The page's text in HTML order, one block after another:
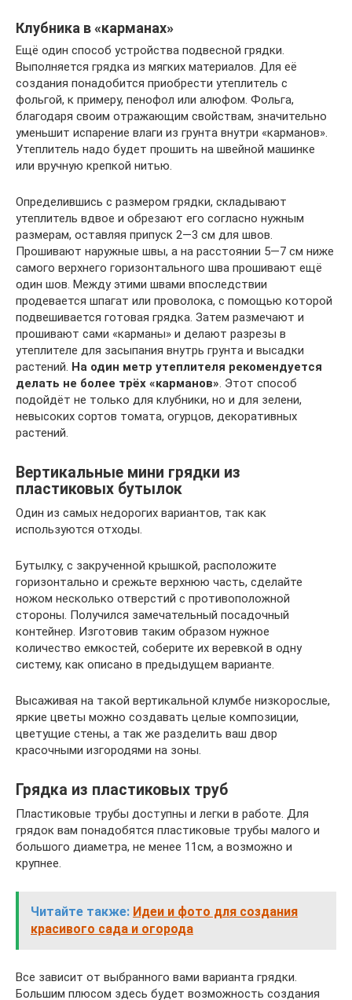
Клубника в «карманах»
Ещё один способ устройства подвесной грядки.
Выполняется грядка из мягких материалов. Для её
создания понадобится приобрести утеплитель с
фольгой, к примеру, пенофол или алюфом. Фольга,
благодаря своим отражающим свойствам, значительно
уменьшит испарение влаги из грунта внутри «карманов».
Утеплитель надо будет прошить на швейной машинке
или вручную крепкой нитью.
Определившись с размером грядки, складывают
утеплитель вдвое и обрезают его согласно нужным
размерам, оставляя припуск 2—3 см для швов.
Прошивают наружные швы, а на расстоянии 5—7 см ниже
самого верхнего горизонтального шва прошивают ещё
один шов. Между этими швами впоследствии
продевается шпагат или проволока, с помощью которой
подвешивается готовая грядка. Затем размечают и
прошивают сами «карманы» и делают разрезы в
утеплителе для засыпания внутрь грунта и высадки
растений. На один метр утеплителя рекомендуется
делать не более трёх «карманов» . Этот способ
подойдёт не только для клубники, но и для зелени,
невысоких сортов томата, огурцов, декоративных
растений.
Вертикальные мини грядки из
пластиковых бутылок
Один из самых недорогих вариантов, так как
используются отходы.
Бутылку, с закрученной крышкой, расположите
горизонтально и срежьте верхнюю часть, сделайте
ножом несколько отверстий с противоположной
стороны. Получился замечательный посадочный
контейнер. Изготовив таким образом нужное
количество емкостей, соберите их веревкой в одну
систему, как описано в предыдущем варианте.
Высаживая на такой вертикальной клумбе низкорослые,
яркие цветы можно создавать целые композиции,
цветущие стены, а так же разделить ваш двор
красочными изгородями на зоны.
Грядка из пластиковых труб
Пластиковые трубы доступны и легки в работе. Для
грядок вам понадобятся пластиковые трубы малого и
большого диаметра, не менее 11см, а возможно и
крупнее.
Читайте также: Идеи и фото для создания
красивого сада и огорода
Все зависит от выбранного вами варианта грядки.
Большим плюсом здесь будет возможность создания